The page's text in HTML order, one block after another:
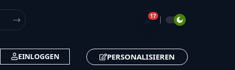
🔔17
EINLOGGEN PERSONALISIEREN